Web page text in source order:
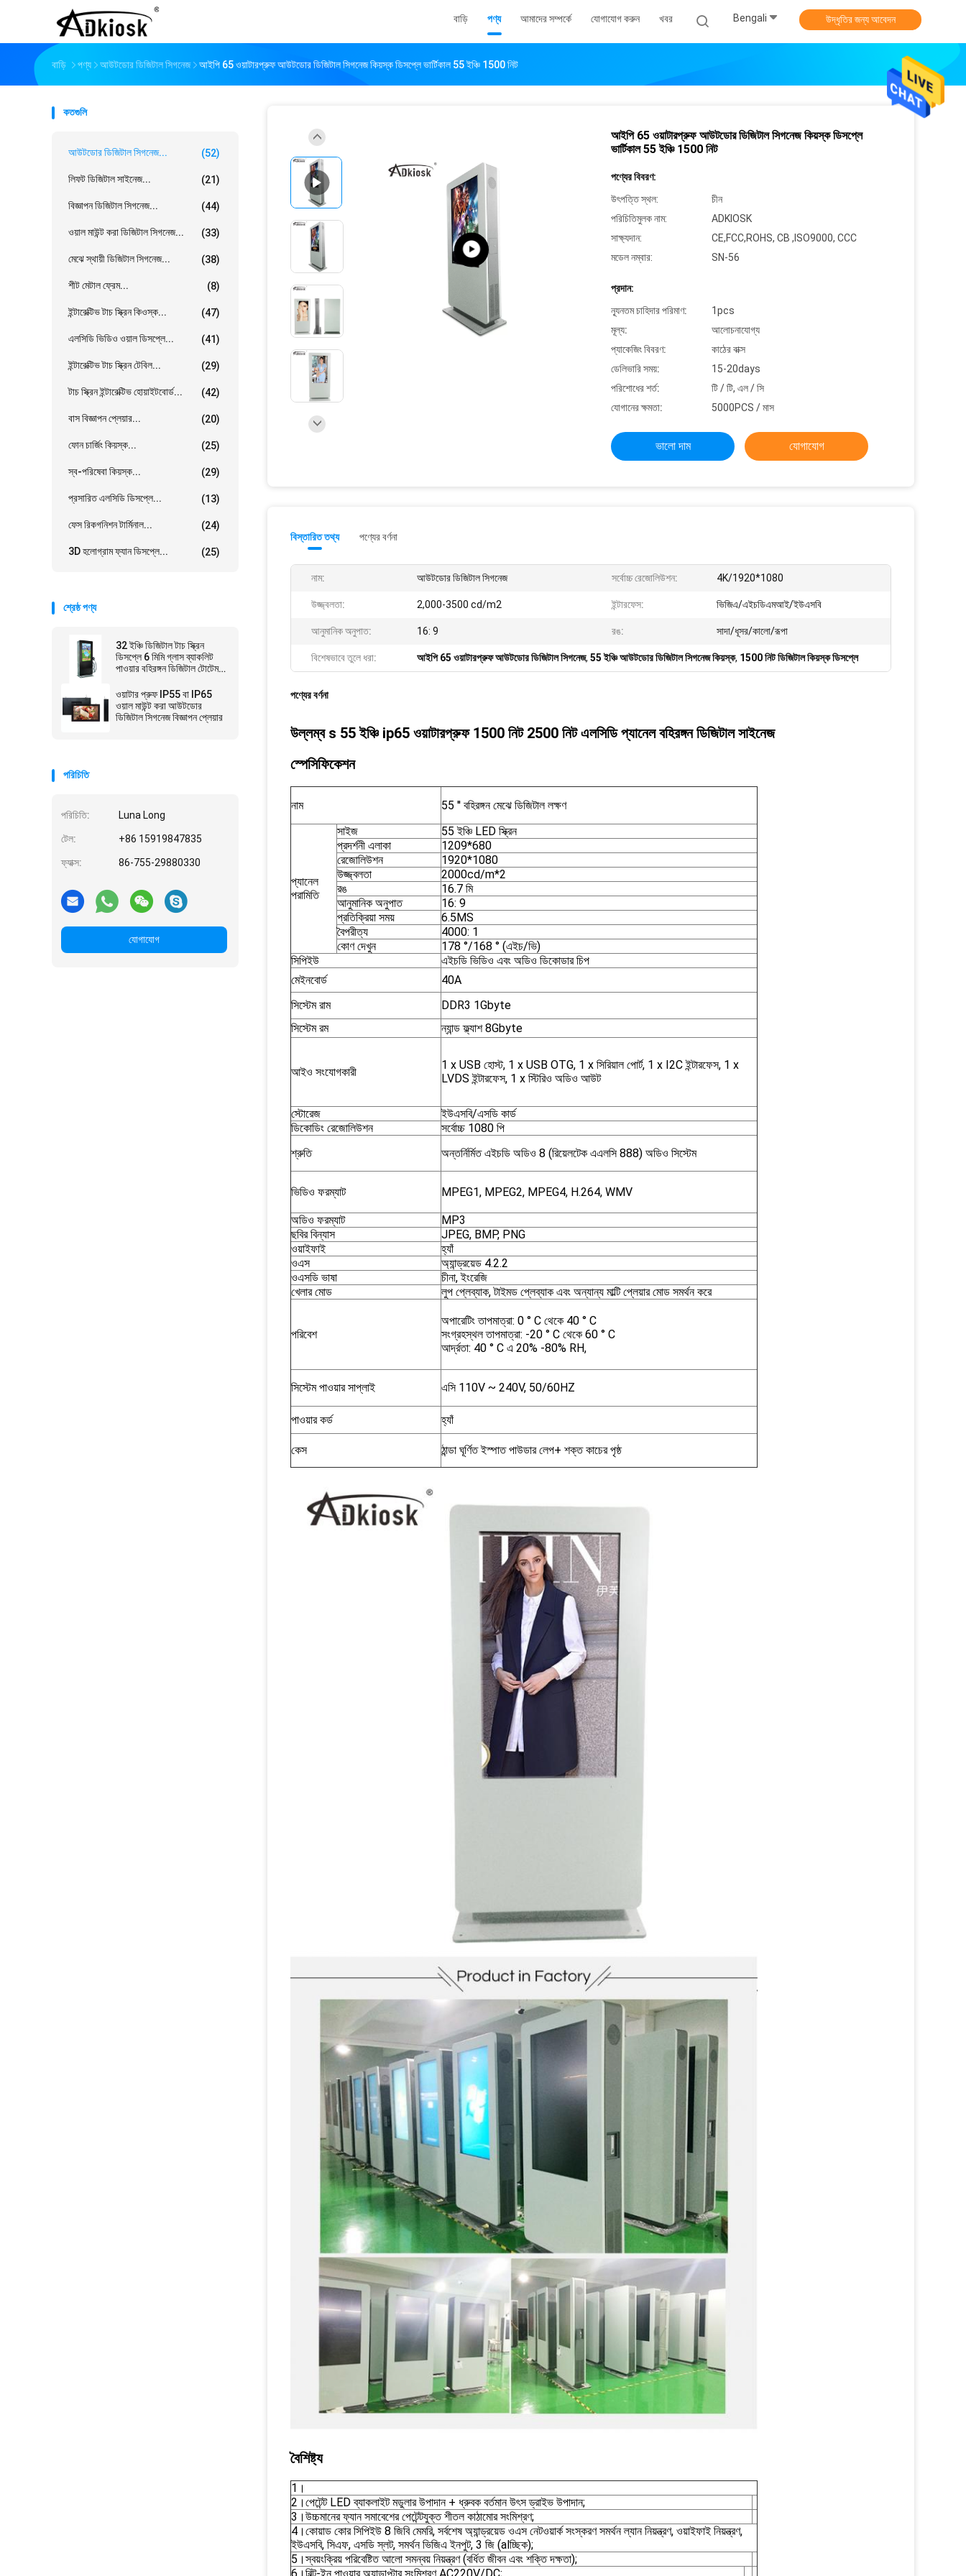
বাড়ি পণ্য আমাদের সম্পর্কে যোগাযোগ করুন খবর Bengali উদ্ধৃতির জন্য আবেদন
বাড়ি পণ্য আউটডোর ডিজিটাল সিগনেজ আইপি 65 ওয়াটারপ্রুফ আউটডোর ডিজিটাল সিগনেজ কিয়স্ক ডিসপ্লে ভার্টিকাল 55 ইঞ্চি 1500 নিট
কতগুলি
আউটডোর ডিজিটাল সিগনেজ... (52)
লিফট ডিজিটাল সাইনেজ... (21)
বিজ্ঞাপন ডিজিটাল সিগনেজ... (44)
ওয়াল মাউন্ট করা ডিজিটাল সিগনেজ... (33)
মেঝে স্থায়ী ডিজিটাল সিগনেজ... (38)
শীট মেটাল ফ্রেম... (8)
ইন্টারেক্টিভ টাচ স্ক্রিন কিওস্ক... (47)
এলসিডি ভিডিও ওয়াল ডিসপ্লে... (41)
ইন্টারেক্টিভ টাচ স্ক্রিন টেবিল... (29)
টাচ স্ক্রিন ইন্টারেক্টিভ হোয়াইটবোর্ড... (42)
বাস বিজ্ঞাপন প্লেয়ার... (20)
ফোন চার্জিং কিয়স্ক... (25)
স্ব-পরিষেবা কিয়স্ক... (29)
প্রসারিত এলসিডি ডিসপ্লে... (13)
ফেস রিকগনিশন টার্মিনাল... (24)
3D হলোগ্রাম ফ্যান ডিসপ্লে... (25)
শ্রেষ্ঠ পণ্য
32 ইঞ্চি ডিজিটাল টাচ স্ক্রিন
ডিসপ্লে 6 মিমি গ্লাস ব্যাকলিট
পাওয়ার বহিরঙ্গন ডিজিটাল টোটেম
ওয়াটার প্রুফ IP55 বা IP65
ওয়াল মাউন্ট করা আউটডোর
ডিজিটাল সিগনেজ বিজ্ঞাপন প্লেয়ার
পরিচিতি
পরিচিতি: Luna Long
টেল: +86 15919847835
ফ্যাক্স: 86-755-29880330
যোগাযোগ
আইপি 65 ওয়াটারপ্রুফ আউটডোর ডিজিটাল সিগনেজ কিয়স্ক ডিসপ্লে
ভার্টিকাল 55 ইঞ্চি 1500 নিট
পণ্যের বিবরণ:
উৎপত্তি স্থল:
চীন
পরিচিতিমুলক নাম:
ADKIOSK
সাক্ষ্যদান:
CE,FCC,ROHS, CB ,ISO9000, CCC
মডেল নম্বার:
SN-56
প্রদান:
ন্যূনতম চাহিদার পরিমাণ:
1pcs
মূল্য:
আলোচনাযোগ্য
প্যাকেজিং বিবরণ:
কাঠের বাক্স
ডেলিভারি সময়:
15-20days
পরিশোধের শর্ত:
টি / টি, এল / সি
যোগানের ক্ষমতা:
5000PCS / মাস
ভালো দাম যোগাযোগ
বিস্তারিত তথ্য পণ্যের বর্ণনা
নাম: আউটডোর ডিজিটাল সিগনেজ সর্বোচ্চ রেজোলিউশন: 4K/1920*1080
উজ্জ্বলতা: 2,000-3500 cd/m2 ইন্টারফেস: ভিজিএ/এইচডিএমআই/ইউএসবি
আনুমানিক অনুপাত: 16: 9 রঙ: সাদা/ধূসর/কালো/রূপা
বিশেষভাবে তুলে ধরা: আইপি 65 ওয়াটারপ্রুফ আউটডোর ডিজিটাল সিগনেজ, 55 ইঞ্চি আউটডোর ডিজিটাল সিগনেজ কিয়স্ক, 1500 নিট ডিজিটাল কিয়স্ক ডিসপ্লে
পণ্যের বর্ণনা
উল্লম্ব s 55 ইঞ্চি ip65 ওয়াটারপ্রুফ 1500 নিট 2500 নিট এলসিডি প্যানেল বহিরঙ্গন ডিজিটাল সাইনেজ
স্পেসিফিকেশন
নাম 55 '' বহিরঙ্গন মেঝে ডিজিটাল লক্ষণ
প্যানেল
পরামিতি
সাইজ
55 ইঞ্চি LED স্ক্রিন
প্রদর্শনী এলাকা
1209*680
রেজোলিউশন
1920*1080
উজ্জ্বলতা
2000cd/m*2
রঙ
16.7 মি
আনুমানিক অনুপাত
16: 9
প্রতিক্রিয়া সময়
6.5MS
বৈপরীত্য
4000: 1
কোণ দেখুন
178 °/168 ° (এইচ/ভি)
সিপিইউ
এইচডি ভিডিও এবং অডিও ডিকোডার চিপ
মেইনবোর্ড
40A
সিস্টেম রাম
DDR3 1Gbyte
সিস্টেম রম
ন্যান্ড ফ্ল্যাশ 8Gbyte
আইও সংযোগকারী
1 x USB হোস্ট, 1 x USB OTG, 1 x সিরিয়াল পোর্ট, 1 x I2C ইন্টারফেস, 1 x
LVDS ইন্টারফেস, 1 x স্টিরিও অডিও আউট
স্টোরেজ
ইউএসবি/এসডি কার্ড
ডিকোডিং রেজোলিউশন
সর্বোচ্চ 1080 পি
শ্রুতি
অন্তর্নির্মিত এইচডি অডিও 8 (রিয়েলটেক এএলসি 888) অডিও সিস্টেম
ভিডিও ফরম্যাট MPEG1, MPEG2, MPEG4, H.264, WMV
অডিও ফরম্যাট
MP3
ছবির বিন্যাস
JPEG, BMP, PNG
ওয়াইফাই
হ্যাঁ
ওএস
অ্যান্ড্রয়েড 4.2.2
ওএসডি ভাষা
চীনা, ইংরেজি
খেলার মোড
লুপ প্লেব্যাক, টাইমড প্লেব্যাক এবং অন্যান্য মাল্টি প্লেয়ার মোড সমর্থন করে
পরিবেশ
অপারেটিং তাপমাত্রা: 0 ° C থেকে 40 ° C
সংগ্রহস্থল তাপমাত্রা: -20 ° C থেকে 60 ° C
আর্দ্রতা: 40 ° C এ 20% -80% RH,
সিস্টেম পাওয়ার সাপ্লাই এসি 110V ~ 240V, 50/60HZ
পাওয়ার কর্ড হ্যাঁ
কেস ঠান্ডা ঘূর্ণিত ইস্পাত পাউডার লেপ+ শক্ত কাচের পৃষ্ঠ
বৈশিষ্ট্য
1।
2।পেটেন্ট LED ব্যাকলাইট মডুলার উপাদান + ধ্রুবক বর্তমান উৎস ড্রাইভ উপাদান;
3।উচ্চমানের ফ্যান সমাবেশের পেটেন্টযুক্ত শীতল কাঠামোর সংমিশ্রণ;
4।কোয়াড কোর সিপিইউ 8 জিবি মেমরি, সর্বশেষ অ্যান্ড্রয়েড ওএস নেটওয়ার্ক সংস্করণ সমর্থন ল্যান নিয়ন্ত্রণ, ওয়াইফাই নিয়ন্ত্রণ,
ইউএসবি, সিএফ, এসডি স্লট, সমর্থন ভিজিএ ইনপুট, 3 জি (alচ্ছিক);
5।স্বয়ংক্রিয় পরিবেষ্টিত আলো সমন্বয় নিয়ন্ত্রণ (বর্ধিত জীবন এবং শক্তি দক্ষতা);